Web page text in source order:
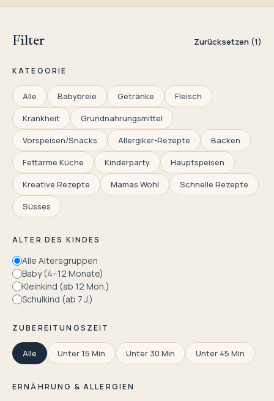
Filter Zurücksetzen (1)
KATEGORIE
Alle Babybreie Getränke
Fleisch
Krankheit
Grundnahrungsmittel
Vorspeisen/Snacks
Allergiker-Rezepte
Backen
Fettarme Küche
Kinderparty
Hauptspeisen
Kreative Rezepte
Mamas Wohl
Schnelle Rezepte
Süsses
ALTER DES KINDES
Alle Altersgruppen
Baby (4–12 Monate)
Kleinkind (ab 12 Mon.)
Schulkind (ab 7 J.)
ZUBEREITUNGSZEIT
Alle Unter 15 Min Unter 30 Min Unter 45 Min
ERNÄHRUNG & ALLERGIEN